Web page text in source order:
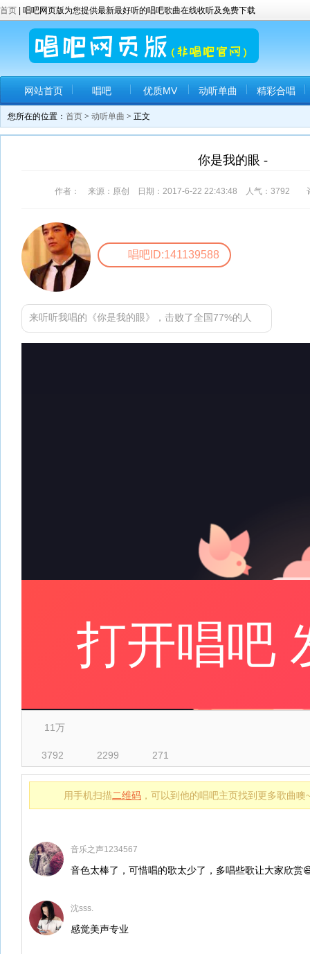
首页 | 唱吧网页版为您提供最新最好听的唱吧歌曲在线收听及免费下载
网站首页 唱吧 优质MV 动听单曲 精彩合唱
您所在的位置： 首页 > 动听单曲 > 正文
你是我的眼 -
作者： 来源：原创 日期：2017-6-22 22:43:48 人气： 3792 评
唱吧ID:141139588
来听听我唱的《你是我的眼》，击败了全国77%的人
11万
3792 2299 271
用手机扫描二维码 ，可以到他的唱吧主页找到更多歌曲噢
音乐之声1234567
音色太棒了，可惜唱的歌太少了，多唱些歌让大家欣赏
沈sss.
感觉美声专业